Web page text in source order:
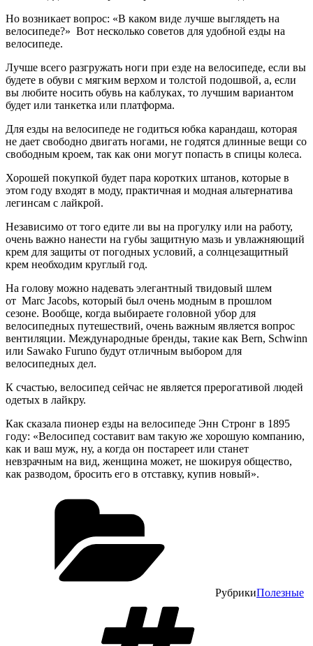
Но возникает вопрос: «В каком виде лучше выглядеть на
велосипеде?» Вот несколько советов для удобной езды на
велосипеде.
Лучше всего разгружать ноги при езде на велосипеде, если вы
будете в обуви с мягким верхом и толстой подошвой, а, если
вы любите носить обувь на каблуках, то лучшим вариантом
будет или танкетка или платформа.
Для езды на велосипеде не годиться юбка карандаш, которая
не дает свободно двигать ногами, не годятся длинные вещи со
свободным кроем, так как они могут попасть в спицы колеса.
Хорошей покупкой будет пара коротких штанов, которые в
этом году входят в моду, практичная и модная альтернатива
легинсам с лайкрой.
Независимо от того едите ли вы на прогулку или на работу,
очень важно нанести на губы защитную мазь и увлажняющий
крем для защиты от погодных условий, а солнцезащитный
крем необходим круглый год.
На голову можно надевать элегантный твидовый шлем
от Marc Jacobs, который был очень модным в прошлом
сезоне. Вообще, когда выбираете головной убор для
велосипедных путешествий, очень важным является вопрос
вентиляции. Международные бренды, такие как Bern, Schwinn
или Sawako Furuno будут отличным выбором для
велосипедных дел.
К счастью, велосипед сейчас не является прерогативой людей
одетых в лайкру.
Как сказала пионер езды на велосипеде Энн Стронг в 1895
году: «Велосипед составит вам такую же хорошую компанию,
как и ваш муж, ну, а когда он постареет или станет
невзрачным на вид, женщина может, не шокируя общество,
как разводом, бросить его в отставку, купив новый».
РубрикиПолезные